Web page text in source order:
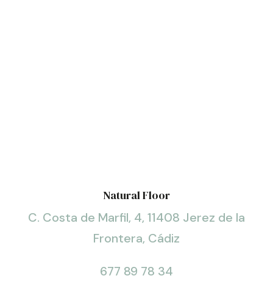
Natural Floor
C. Costa de Marfil, 4, 11408 Jerez de la
Frontera, Cádiz
677 89 78 34